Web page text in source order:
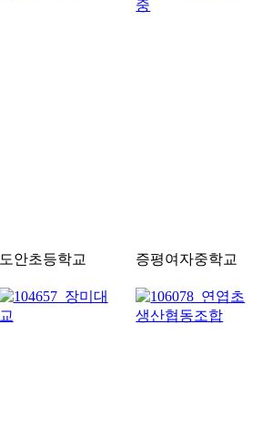
도안초등학교 증평여자중학교